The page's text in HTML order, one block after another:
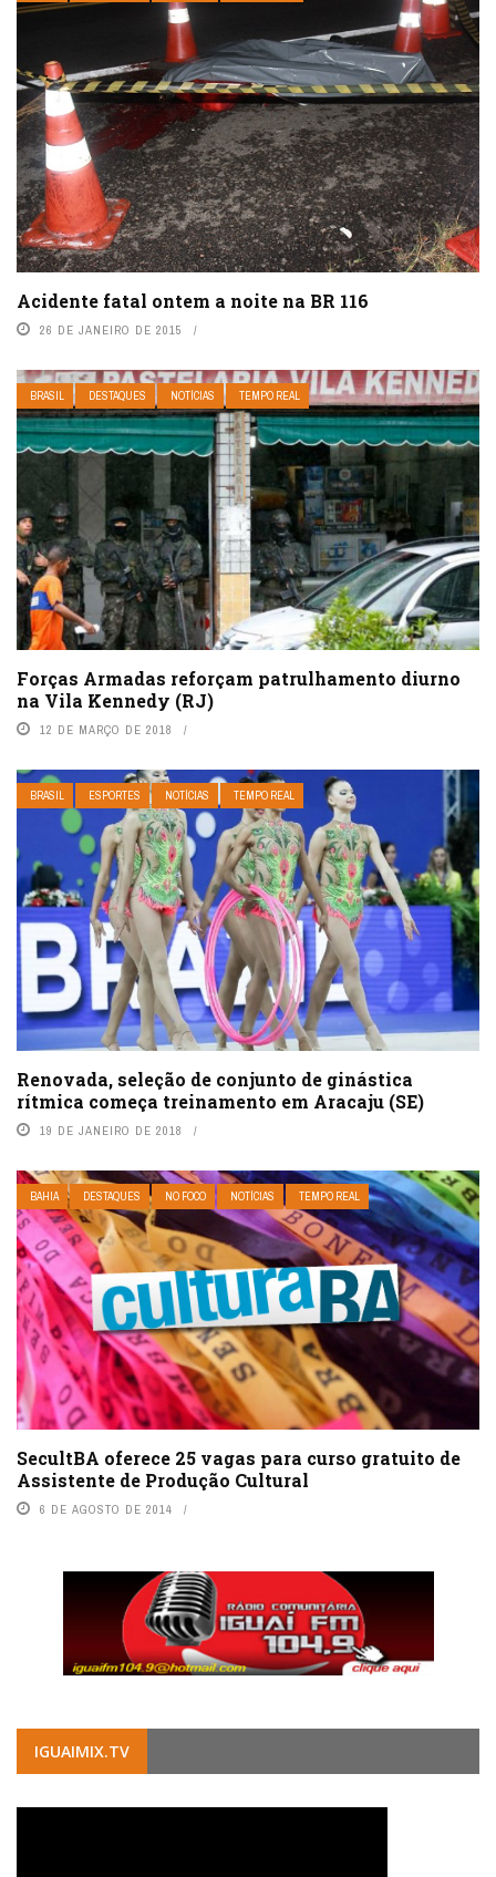
Acidente fatal ontem a noite na BR 116
26 DE JANEIRO DE 2015
BRASIL DESTAQUES NOTÍCIAS TEMPO REAL
Forças Armadas reforçam patrulhamento diurno
na Vila Kennedy (RJ)
12 DE MARÇO DE 2018
BRASIL ESPORTES NOTÍCIAS TEMPO REAL
Renovada, seleção de conjunto de ginástica
rítmica começa treinamento em Aracaju (SE)
19 DE JANEIRO DE 2018
BAHIA DESTAQUES NO FOCO NOTÍCIAS TEMPO REAL
SecultBA oferece 25 vagas para curso gratuito de
Assistente de Produção Cultural
6 DE AGOSTO DE 2014
IGUAIMIX.TV